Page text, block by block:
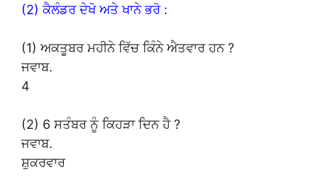
(2) ਕੈਲੰਡਰ ਦੇਖੋ ਅਤੇ ਖਾਨੇ ਭਰੋ :
(1) ਅਕਤੂਬਰ ਮਹੀਨੇ ਵਿੱਚ ਕਿੰਨੇ ਐਤਵਾਰ ਹਨ ?
ਜਵਾਬ.
4
(2) 6 ਸਤੰਬਰ ਨੂੰ ਕਿਹੜਾ ਦਿਨ ਹੈ ?
ਜਵਾਬ.
ਸ਼ੁਕਰਵਾਰ